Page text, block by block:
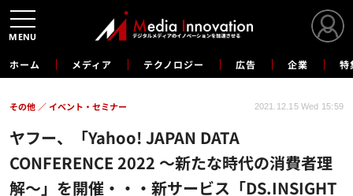
ホーム メディア テクノロジー 広告 企業 特
ヤフー、「Yahoo! JAPAN DATA
CONFERENCE 2022 ～新たな時代の消費者理
解～」を開催・・・新サービス「DS.INSIGHT
その他 イベント・セミナー 2021.12.15 Wed 15:59
MENU